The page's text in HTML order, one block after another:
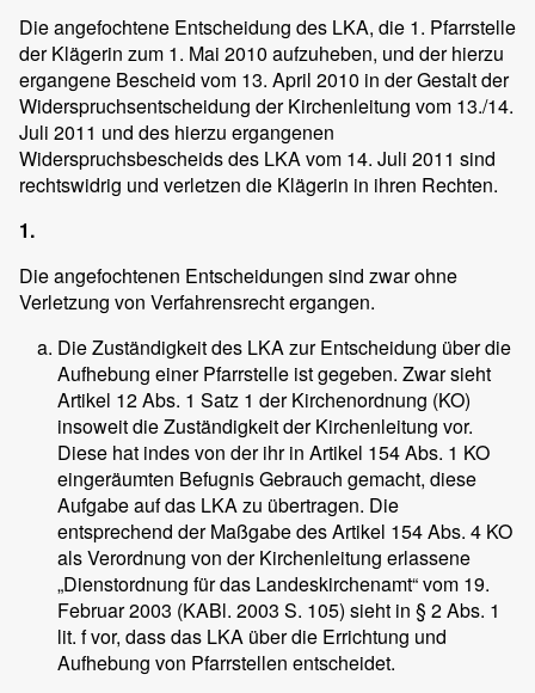
Die angefochtene Entscheidung des LKA, die 1. Pfarrstelle
der Klägerin zum 1. Mai 2010 aufzuheben, und der hierzu
ergangene Bescheid vom 13. April 2010 in der Gestalt der
Widerspruchsentscheidung der Kirchenleitung vom 13./14.
Juli 2011 und des hierzu ergangenen
Widerspruchsbescheids des LKA vom 14. Juli 2011 sind
rechtswidrig und verletzen die Klägerin in ihren Rechten.
1.
Die angefochtenen Entscheidungen sind zwar ohne
Verletzung von Verfahrensrecht ergangen.
Die Zuständigkeit des LKA zur Entscheidung über die
Aufhebung einer Pfarrstelle ist gegeben. Zwar sieht
Artikel 12 Abs. 1 Satz 1 der Kirchenordnung (KO)
insoweit die Zuständigkeit der Kirchenleitung vor.
Diese hat indes von der ihr in Artikel 154 Abs. 1 KO
eingeräumten Befugnis Gebrauch gemacht, diese
Aufgabe auf das LKA zu übertragen. Die
entsprechend der Maßgabe des Artikel 154 Abs. 4 KO
als Verordnung von der Kirchenleitung erlassene
„Dienstordnung für das Landeskirchenamt“ vom 19.
Februar 2003 (KABl. 2003 S. 105) sieht in § 2 Abs. 1
lit. f vor, dass das LKA über die Errichtung und
Aufhebung von Pfarrstellen entscheidet.